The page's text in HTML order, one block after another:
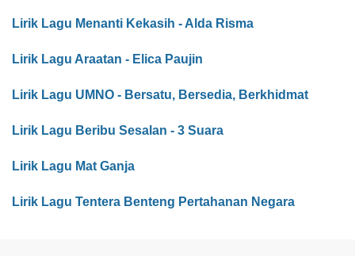
Lirik Lagu Menanti Kekasih - Alda Risma
Lirik Lagu Araatan - Elica Paujin
Lirik Lagu UMNO - Bersatu, Bersedia, Berkhidmat
Lirik Lagu Beribu Sesalan - 3 Suara
Lirik Lagu Mat Ganja
Lirik Lagu Tentera Benteng Pertahanan Negara